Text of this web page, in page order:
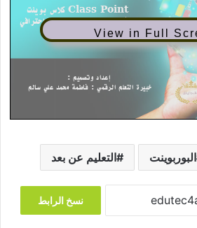
View in Full
البوربوينت التعليم عن بعد
نسخ الرابط